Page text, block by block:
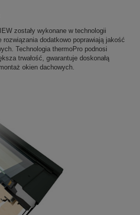
zostały wykonane w technologii
rozwiązania dodatkowo poprawiają jakość
Technologia thermoPro podnosi
trwałość, gwarantuje doskonałą
okien dachowych.